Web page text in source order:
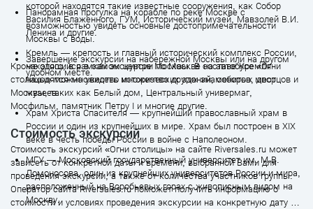
Панорамная прогулка на корабле по реке Москве с
возможностью увидеть основные достопримечательности
Москвы с воды.
Завершение экскурсии на набережной Москвы или на другом
удобном месте.
которой находятся такие известные сооружения, как Собор
Василия Блаженного, ГУМ, Исторический музей, Мавзолей В.И.
Ленина и другие.
Кремль — крепость и главный исторический комплекс России,
находящийся в самом центре Москвы. В составе Кремля
находятся множество исторических зданий, соборов, дворцов и
музеев.
Храм Христа Спасителя — крупнейший православный храм в
России и один из крупнейших в мире. Храм был построен в XIX
веке в честь победы России в войне с Наполеоном.
МГУ — Московский государственный университет им. М.В.
Ломоносова, один из крупнейших университетов России и мира,
расположенный на Воробьевых горах с живописным видом на
Москву.
Кроме этого, в рамках экскурсии по Москве на автобусе «Огни
столицы» можно увидеть множество других знаменитых мест
Москвы, таких как Белый дом, Центральный универмаг,
Мосфильм, памятник Петру I и многие другие.
Стоимость экскурсий
Стоимость экскурсий «Огни столицы» на сайте Riversales.ru может
зависеть от конкретной даты и времени, выбранной Вами для
проведения экскурсии, а также от количества участников группы.
Оператор сайта Riversales.ru поможет получить информацию о
стоимости и условиях проведения экскурсии на конкретную дату и